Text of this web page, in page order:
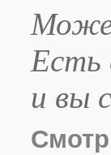
Есть
и вы